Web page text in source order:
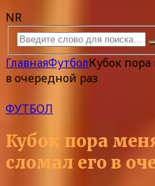
NR
ГлавнаяФутболКубок пора
в очередной раз
ФУТБОЛ
Кубок пора
сломал его в